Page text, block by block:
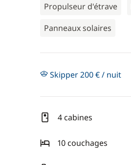
Propulseur d'étrave
Panneaux solaires
Skipper 200 € / nuit
4 cabines
10 couchages